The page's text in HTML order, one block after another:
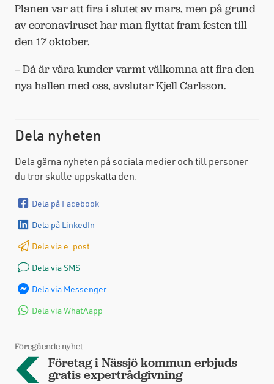
Planen var att fira i slutet av mars, men på grund
av coronaviruset har man flyttat fram festen till
den 17 oktober.
– Då är våra kunder varmt välkomna att fira den
nya hallen med oss, avslutar Kjell Carlsson.
Dela nyheten
Dela gärna nyheten på sociala medier och till personer
du tror skulle uppskatta den.
Dela på Facebook
Dela på LinkedIn
Dela via e-post
Dela via SMS
Dela via Messenger
Dela via WhatAapp
Föregående nyhet
Företag i Nässjö kommun erbjuds
gratis expertrådgivning